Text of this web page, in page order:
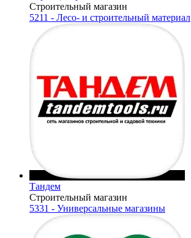
Строительный магазин
5211 - Лесо- и строительный материал
Тандем
Строительный магазин
5331 - Универсальные магазины